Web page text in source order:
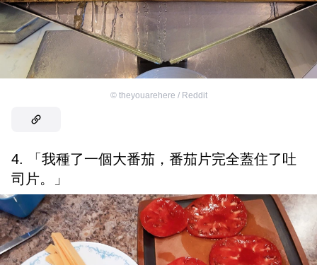
© theyouarehere / Reddit
4. 「我種了一個大番茄，番茄片完全蓋住了吐
司片。」